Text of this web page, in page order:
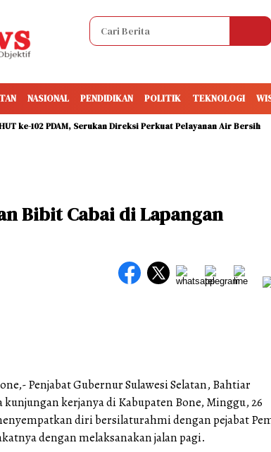
NASIONAL PENDIDIKAN POLITIK TEKNOLOGI
102 PDAM, Serukan Direksi Perkuat Pelayanan Air Bersih
Bibit Cabai di Lapangan
Penjabat Gubernur Sulawesi Selatan, Bahtiar
kunjungan kerjanya di Kabupaten Bone, Minggu, 26
diri bersilaturahmi dengan pejabat
dengan melaksanakan jalan pagi.